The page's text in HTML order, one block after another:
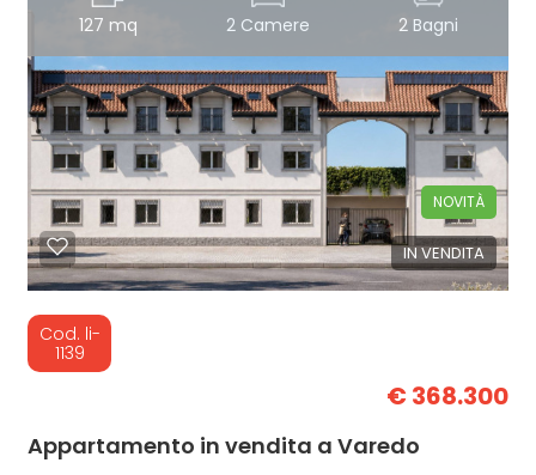
127 mq 2 Camere 2 Bagni
IN VENDITA
NOVITÀ
Cod. li-
1139
€ 368.300
Appartamento in vendita a Varedo